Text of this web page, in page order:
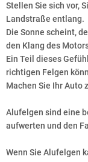
Stellen Sie sich vor,
Landstraße entlang.
Die Sonne scheint,
den Klang des
Ein Teil dieses
richtigen Felgen
Machen Sie Ihr Auto
Alufelgen sind eine
aufwerten und den
Wenn Sie Alufelgen